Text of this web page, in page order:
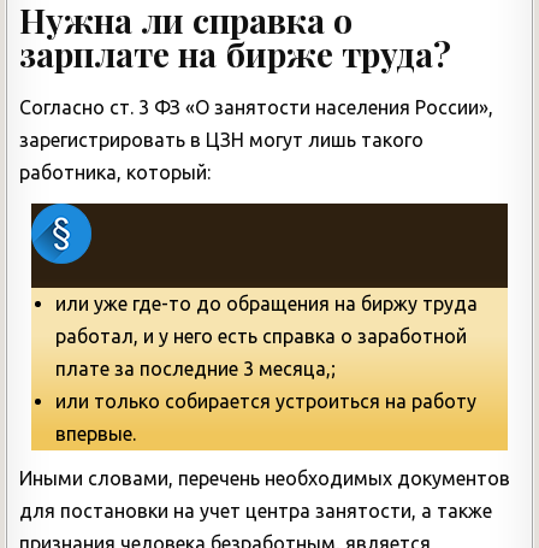
Нужна ли справка о
зарплате на бирже труда?
Согласно ст. 3 ФЗ «О занятости населения России»,
зарегистрировать в ЦЗН могут лишь такого
работника, который:
или уже где-то до обращения на биржу труда
работал, и у него есть справка о заработной
плате за последние 3 месяца,;
или только собирается устроиться на работу
впервые.
Иными словами, перечень необходимых документов
для постановки на учет центра занятости, а также
признания человека безработным, является